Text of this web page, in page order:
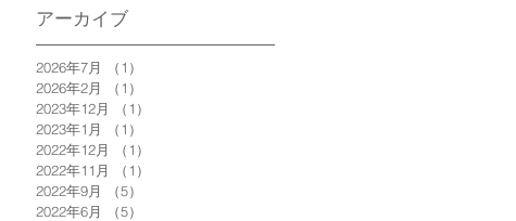
アーカイブ
2026年7月 （1）
2026年2月
（1）
2023年12月
（1）
2023年1月
（1）
2022年12月
（1）
2022年11月
（1）
2022年9月
（5）
2022年6月
（5）